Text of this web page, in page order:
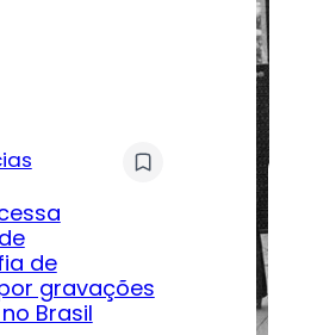
de
gravações
Brasil